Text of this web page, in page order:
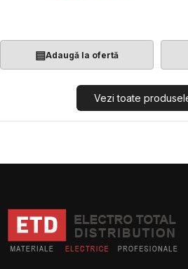
▤Adaugă la ofertă
Vezi toate